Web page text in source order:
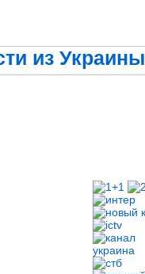
из Украины